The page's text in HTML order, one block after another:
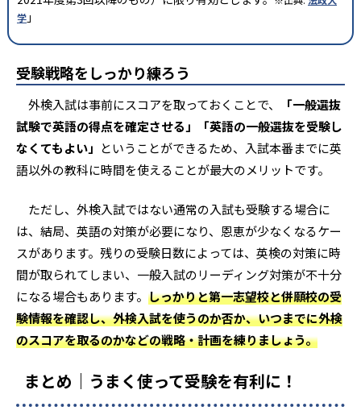
学 」
受験戦略をしっかり練ろう
外検入試は事前にスコアを取っておくことで、
「一般選抜
試験で英語の得点を確定させる」「英語の一般選抜を受験し
なくてもよい」 ということができるため、入試本番までに英
語以外の教科に時間を使えることが最大のメリットです。
ただし、外検入試ではない通常の入試も受験する場合に
は、結局、英語の対策が必要になり、恩恵が少なくなるケー
スがあります。残りの受験日数によっては、英検の対策に時
間が取られてしまい、一般入試のリーディング対策が不十分
になる場合もあります。 しっかりと第一志望校と併願校の受
験情報を確認し、外検入試を使うのか否か、いつまでに外検
のスコアを取るのかなどの戦略・計画を練りましょう。
まとめ｜うまく使って受験を有利に！